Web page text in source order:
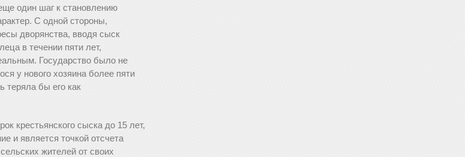
один шаг к становлению
С одной стороны,
дворянства, вводя сыск
в течении пяти лет,
Государство было не
у нового хозяина более пяти
теряла бы его как
крестьянского сыска до 15 лет,
и является точкой отсчета
жителей от своих